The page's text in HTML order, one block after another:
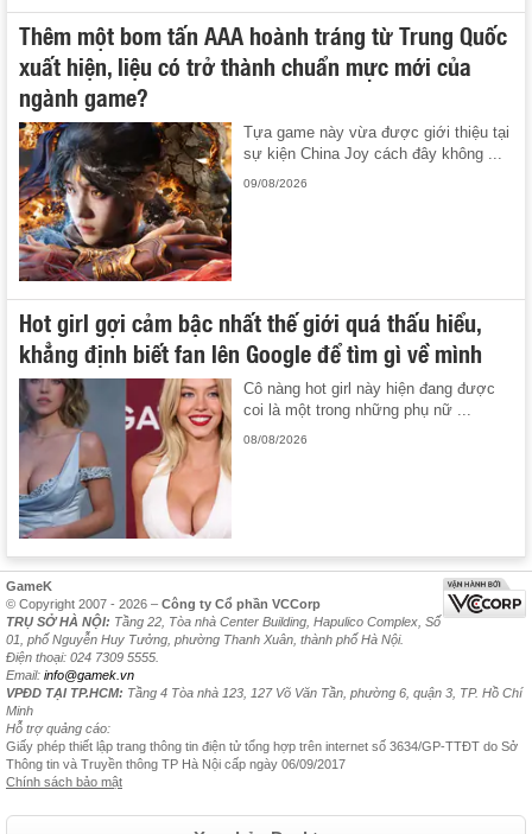
Thêm một bom tấn AAA hoành tráng từ Trung Quốc
xuất hiện, liệu có trở thành chuẩn mực mới của
ngành game?
Tựa game này vừa được giới thiệu tại
sự kiện China Joy cách đây không ...
09/08/2026
Hot girl gợi cảm bậc nhất thế giới quá thấu hiểu,
khẳng định biết fan lên Google để tìm gì về mình
Cô nàng hot girl này hiện đang được
coi là một trong những phụ nữ ...
08/08/2026
GameK
© Copyright 2007 - 2026 – Công ty Cổ phần VCCorp
TRỤ SỞ HÀ NỘI: Tầng 22, Tòa nhà Center Building, Hapulico Complex, Số
01, phố Nguyễn Huy Tưởng, phường Thanh Xuân, thành phố Hà Nội.
Điện thoại: 024 7309 5555.
Email: info@gamek.vn
VPĐD TẠI TP.HCM: Tầng 4 Tòa nhà 123, 127 Võ Văn Tần, phường 6, quận 3, TP. Hồ Chí
Minh
Hỗ trợ quảng cáo:
Giấy phép thiết lập trang thông tin điện tử tổng hợp trên internet số 3634/GP-TTĐT do Sở
Thông tin và Truyền thông TP Hà Nội cấp ngày 06/09/2017
Chính sách bảo mật